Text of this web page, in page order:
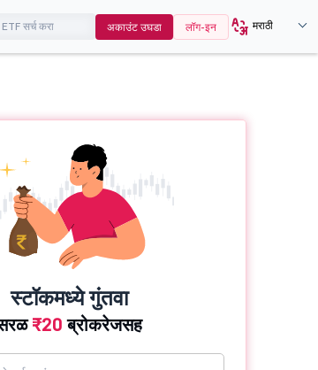
अकाउंट उघडा लॉग-इन मराठी
स्टॉकमध्ये गुंतवा
₹20ब्रोकरेजसह